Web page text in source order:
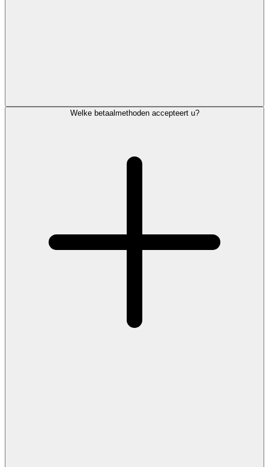
Welke betaalmethoden accepteert u?